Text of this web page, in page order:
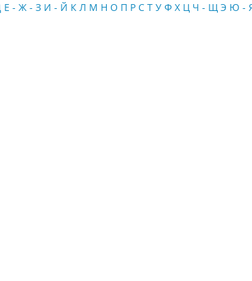
Е - Ж - З И - Й К Л М Н О П Р С Т У Ф Х Ц Ч - Щ Э Ю -